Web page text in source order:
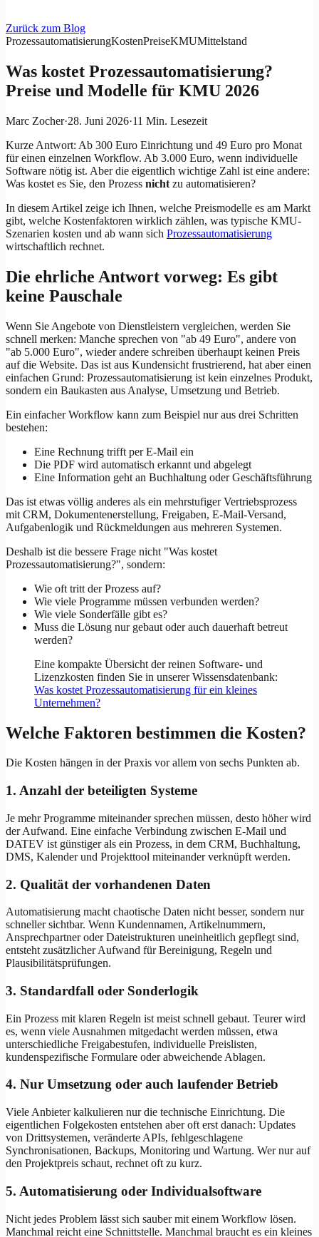
Zurück zum Blog
ProzessautomatisierungKostenPreiseKMUMittelstand
Was kostet Prozessautomatisierung?
Preise und Modelle für KMU 2026
Marc Zocher·28. Juni 2026·11 Min. Lesezeit
Kurze Antwort: Ab 300 Euro Einrichtung und 49 Euro pro Monat
für einen einzelnen Workflow. Ab 3.000 Euro, wenn individuelle
Software nötig ist. Aber die eigentlich wichtige Zahl ist eine andere:
Was kostet es Sie, den Prozess nicht zu automatisieren?
In diesem Artikel zeige ich Ihnen, welche Preismodelle es am Markt
gibt, welche Kostenfaktoren wirklich zählen, was typische KMU-
Szenarien kosten und ab wann sich Prozessautomatisierung
wirtschaftlich rechnet.
Die ehrliche Antwort vorweg: Es gibt
keine Pauschale
Wenn Sie Angebote von Dienstleistern vergleichen, werden Sie
schnell merken: Manche sprechen von "ab 49 Euro", andere von
"ab 5.000 Euro", wieder andere schreiben überhaupt keinen Preis
auf die Website. Das ist aus Kundensicht frustrierend, hat aber einen
einfachen Grund: Prozessautomatisierung ist kein einzelnes Produkt,
sondern ein Baukasten aus Analyse, Umsetzung und Betrieb.
Ein einfacher Workflow kann zum Beispiel nur aus drei Schritten
bestehen:
Eine Rechnung trifft per E-Mail ein
Die PDF wird automatisch erkannt und abgelegt
Eine Information geht an Buchhaltung oder Geschäftsführung
Das ist etwas völlig anderes als ein mehrstufiger Vertriebsprozess
mit CRM, Dokumentenerstellung, Freigaben, E-Mail-Versand,
Aufgabenlogik und Rückmeldungen aus mehreren Systemen.
Deshalb ist die bessere Frage nicht "Was kostet
Prozessautomatisierung?", sondern:
Wie oft tritt der Prozess auf?
Wie viele Programme müssen verbunden werden?
Wie viele Sonderfälle gibt es?
Muss die Lösung nur gebaut oder auch dauerhaft betreut
werden?
Eine kompakte Übersicht der reinen Software- und
Lizenzkosten finden Sie in unserer Wissensdatenbank:
Was kostet Prozessautomatisierung für ein kleines
Unternehmen?
Welche Faktoren bestimmen die Kosten?
Die Kosten hängen in der Praxis vor allem von sechs Punkten ab.
1. Anzahl der beteiligten Systeme
Je mehr Programme miteinander sprechen müssen, desto höher wird
der Aufwand. Eine einfache Verbindung zwischen E-Mail und
DATEV ist günstiger als ein Prozess, in dem CRM, Buchhaltung,
DMS, Kalender und Projekttool miteinander verknüpft werden.
2. Qualität der vorhandenen Daten
Automatisierung macht chaotische Daten nicht besser, sondern nur
schneller sichtbar. Wenn Kundennamen, Artikelnummern,
Ansprechpartner oder Dateistrukturen uneinheitlich gepflegt sind,
entsteht zusätzlicher Aufwand für Bereinigung, Regeln und
Plausibilitätsprüfungen.
3. Standardfall oder Sonderlogik
Ein Prozess mit klaren Regeln ist meist schnell gebaut. Teurer wird
es, wenn viele Ausnahmen mitgedacht werden müssen, etwa
unterschiedliche Freigabestufen, individuelle Preislisten,
kundenspezifische Formulare oder abweichende Ablagen.
4. Nur Umsetzung oder auch laufender Betrieb
Viele Anbieter kalkulieren nur die technische Einrichtung. Die
eigentlichen Folgekosten entstehen aber oft erst danach: Updates
von Drittsystemen, veränderte APIs, fehlgeschlagene
Synchronisationen, Backups, Monitoring und Wartung. Wer nur auf
den Projektpreis schaut, rechnet oft zu kurz.
5. Automatisierung oder Individualsoftware
Nicht jedes Problem lässt sich sauber mit einem Workflow lösen.
Manchmal reicht eine Schnittstelle. Manchmal braucht es ein kleines